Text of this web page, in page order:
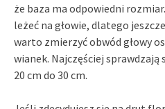
że baza ma odpowiedni
leżeć na głowie, dlatego
warto zmierzyć obwód głowy
wianek. Najczęściej sprawdzają
20 cm do 30 cm.